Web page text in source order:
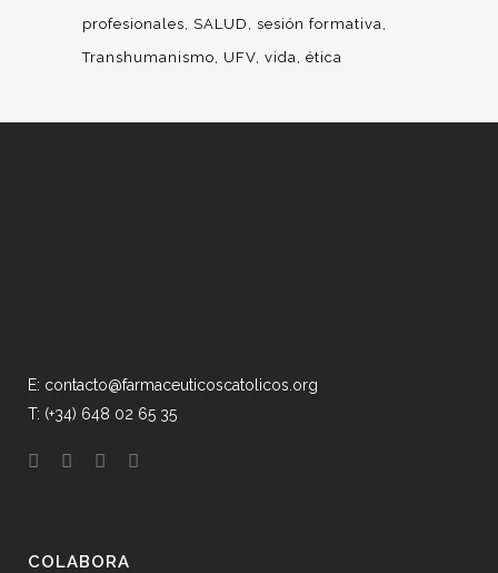
profesionales
SALUD
sesión formativa
Transhumanismo
UFV vida ética
E: contacto@farmaceuticoscatolicos.org
T: (+34) 648 02 65 35
COLABORA